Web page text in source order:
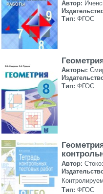
Автор:
Тип: ФГОС
Авторы:
Тип: ФГОС
Автор:
Тип: ФГОС